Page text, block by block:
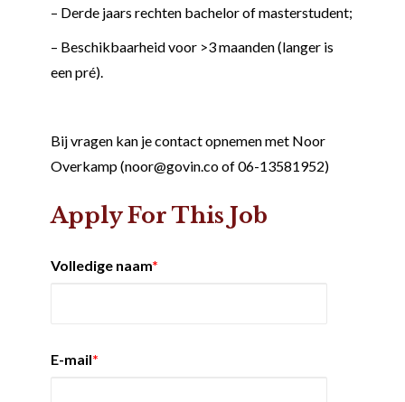
– Derde jaars rechten bachelor of masterstudent;
– Beschikbaarheid voor >3 maanden (langer is
een pré).
Bij vragen kan je contact opnemen met Noor
Overkamp (noor@govin.co of 06-13581952)
Apply For This Job
Volledige naam*
E-mail*